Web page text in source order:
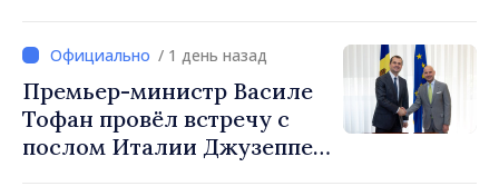
посол Турции Уйгар
Мустафа Сертел/ 1 день назад
Премьер-министр Василе
Тофан провёл встречу с
послом Италии Джузеппе